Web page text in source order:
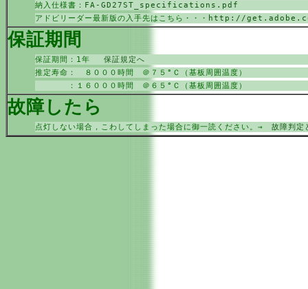
納入仕様書： FA-GD27ST_specifications.pdf
アドビリーダー最新版の入手先はこちら・・・ http://
保証期間
保証期間：1年
保証規定へ
推定寿命： ８０００時間 ＠７５°Ｃ（基板周囲温度）
：１６０００時間 ＠６５°Ｃ（基板周囲温度）
故障したら
点灯しない場合，こわしてしまった場合に御一読ください。→ 故障判定